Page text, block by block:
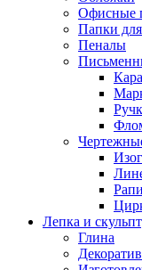
Офисные
Папки
Пеналы
Лепка и
Глина